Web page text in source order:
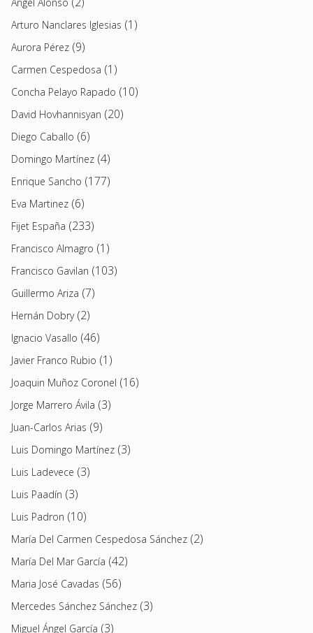
Arturo Nanclares Iglesias (1)
Aurora Pérez (9)
Carmen Cespedosa (1)
Concha Pelayo Rapado (10)
David Hovhannisyan (20)
Diego Caballo (6)
Domingo Martínez (4)
Enrique Sancho (177)
Eva Martinez (6)
Fijet España (233)
Francisco Almagro (1)
Francisco Gavilan (103)
Guillermo Ariza (7)
Hernán Dobry(2)
Ignacio Vasallo (46)
Javier Franco Rubio (1)
Joaquin Muñoz Coronel (16)
Jorge Marrero Ávila (3)
Juan-Carlos Arias (9)
Luis Domingo Martínez (3)
Luis Ladevece (3)
Luis Paadín (3)
Luis Padron (10)
María Del Carmen Cespedosa Sánchez (2)
María Del Mar García (42)
Maria José Cavadas (56)
Mercedes Sánchez Sánchez (3)
Miguel Ángel García (3)